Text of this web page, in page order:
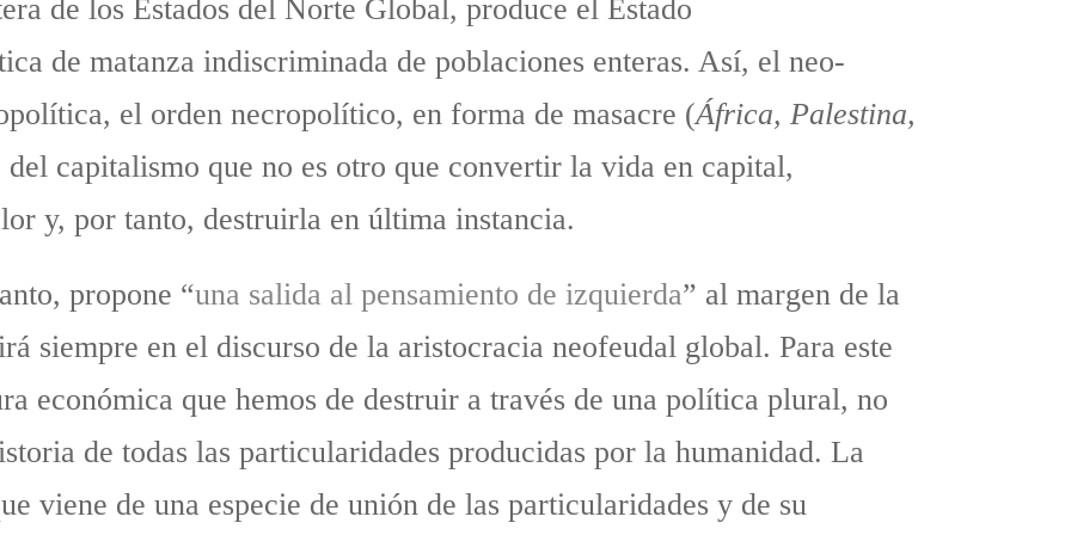
de los Estados del Norte Global, produce el Estado
de matanza indiscriminada de poblaciones enteras. Así, el neo-
el orden necropolítico, en forma de masacre (África, Palestina,
capitalismo que no es otro que convertir la vida en capital,
y, por tanto, destruirla en última instancia.
propone “una salida al pensamiento de izquierda” al margen de la
siempre en el discurso de la aristocracia neofeudal global. Para este
económica que hemos de destruir a través de una política plural, no
de todas las particularidades producidas por la humanidad. La
viene de una especie de unión de las particularidades y de su